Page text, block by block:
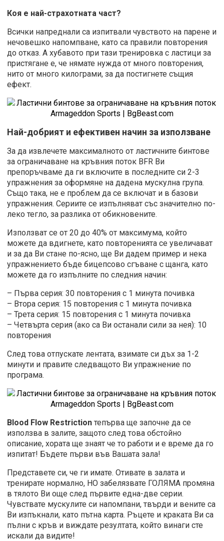
Коя е най-страхотната част?
Всички напреднали са изпитвали чувството на парене и
нечовешко напомпване, като са правили повторения
до отказ. А хубавото при тази тренировка с ластици за
пристягане е, че нямате нужда от много повторения,
нито от много килограми, за да постигнете същия
ефект.
Най-добрият и ефективен начин за използване
За да извлечете максималното от ластичните бинтове
за ограничаване на кръвния поток BFR Ви
препоръчваме да ги включите в последните си 2-3
упражнения за оформяне на дадена мускулна група.
Също така, не е проблем да се включат и в базови
упражнения. Сериите се изпълняват със значително по-
леко тегло, за разлика от обикновените.
Използват се от 20 до 40% от максимума, който
можете да вдигнете, като повторенията се увеличават
и за да Ви стане по-ясно, ще Ви дадем пример и нека
упражнението бъде бицепсово сгъване с щанга, като
можете да го изпълните по следния начин:
– Първа серия: 30 повторения с 1 минута почивка
– Втора серия: 15 повторения с 1 минута почивка
– Трета серия: 15 повторения с 1 минута почивка
– Четвърта серия (ако са Ви останали сили за нея): 10
повторения
След това отпускате лентата, взимате си дъх за 1-2
минути и правите следващото Ви упражнение по
програма.
Blood Flow Restriction тепърва ще започне да се
използва в залите, защото след това обстойно
описание, хората ще знаят че то работи и е време да го
изпитат! Бъдете първи във Вашата зала!
Представете си, че ги имате. Отивате в залата и
тренирате нормално, НО забелязвате ГОЛЯМА промяна
в тялото Ви още след първите една-две серии.
Чувствате мускулите си напомпани, твърди и вените са
Ви изпъкнали, като пътна карта. Ръцете и краката Ви са
пълни с кръв и виждате резултата, който винаги сте
искали да видите!